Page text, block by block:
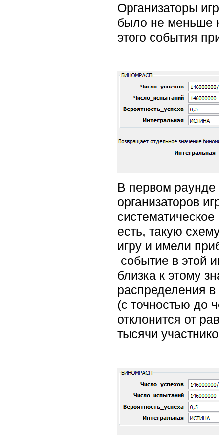
Организаторы
было не меньше
этого события
В первом раунде
организаторов
есть, такую
игру и имели
событие в этой
близка к этому
распределения
(с точностью до
отклонится от
тысячи